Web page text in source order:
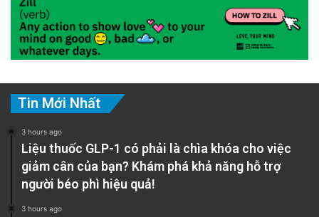
Tin Mới Nhất
3 hours ago
Liệu thuốc GLP-1 có phải là chìa khóa cho việc
giảm cân của bạn? Khám phá khả năng hỗ trợ
người béo phì hiệu quả!
3 hours ago